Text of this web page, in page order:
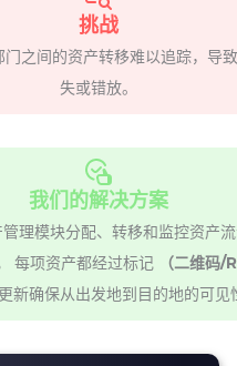
挑战
门之间的资产转移难以追踪，导
失或错放。
我们的解决方案
理模块分配、转移和监控资产
每项资产都经过标记
（二维码/
新确保从出发地到目的地的可见